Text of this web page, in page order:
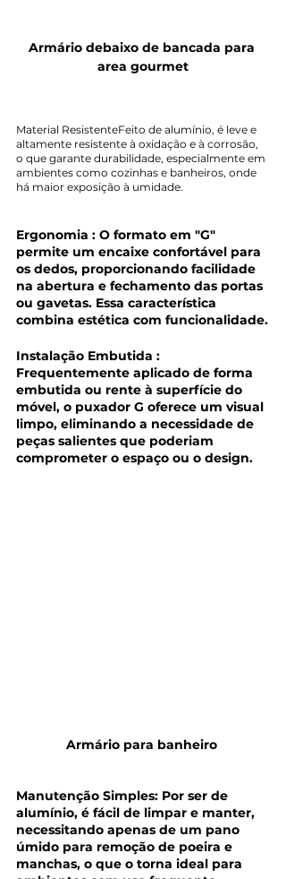
Armário debaixo de bancada para
area gourmet
Material ResistenteFeito de alumínio, é leve e
altamente resistente à oxidação e à corrosão,
o que garante durabilidade, especialmente em
ambientes como cozinhas e banheiros, onde
há maior exposição à umidade.
Ergonomia : O formato em "G"
permite um encaixe confortável para
os dedos, proporcionando facilidade
na abertura e fechamento das portas
ou gavetas. Essa característica
combina estética com funcionalidade.
Instalação Embutida :
Frequentemente aplicado de forma
embutida ou rente à superfície do
móvel, o puxador G oferece um visual
limpo, eliminando a necessidade de
peças salientes que poderiam
comprometer o espaço ou o design.
Armário para banheiro
Manutenção Simples: Por ser de
alumínio, é fácil de limpar e manter,
necessitando apenas de um pano
úmido para remoção de poeira e
manchas, o que o torna ideal para